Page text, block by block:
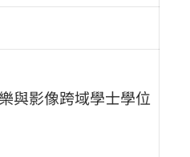
與影像跨域學士學位